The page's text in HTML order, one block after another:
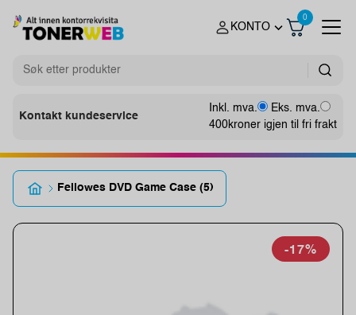
KONTO
0
Kontakt kundeservice
Inkl. mva.
Eks. mva.
400kroner igjen til fri frakt
Fellowes DVD Game Case (5)
-17%